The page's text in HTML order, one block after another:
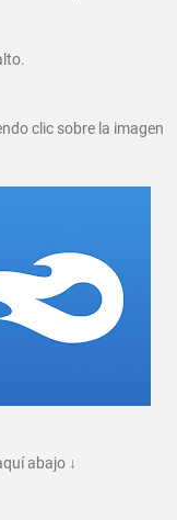
clic sobre la imagen
abajo ↓